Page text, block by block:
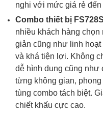
nghi với mức giá rẻ
Combo thiết bị
nhiều khách hàng
giản cũng như linh hoạt
và khá tiện lợi. Không
dễ hình dung cũng như
từng không gian,
tùng combo tách biệt.
chiết khấu cực cao.